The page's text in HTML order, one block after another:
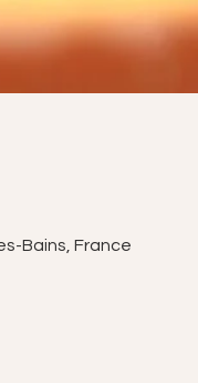
Bains, France